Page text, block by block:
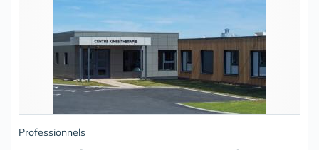
Professionnels